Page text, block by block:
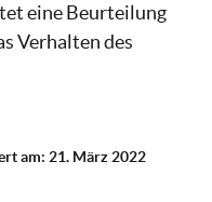
eine Beurteilung
Verhalten des
am: 21. März 2022